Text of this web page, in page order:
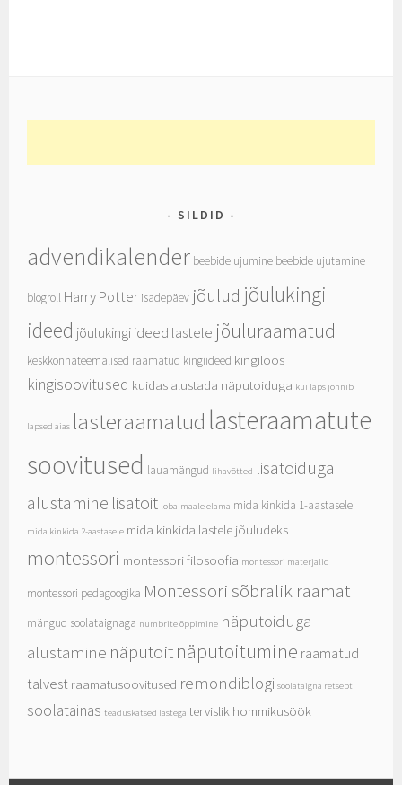
SILDID
advendikalender beebide ujumine beebide ujutamine
blogroll Harry Potter isadepäev jõulud jõulukingi
ideed jõulukingi ideed lastele jõuluraamatud
keskkonnateemalised raamatud kingiideed kingiloos
kingisoovitused kuidas alustada näputoiduga kui laps jonnib
lapsed aias lasteraamatud lasteraamatute
soovitused lauamängud lihavõtted lisatoiduga
alustamine lisatoit loba maale elama mida kinkida 1-aastasele
mida kinkida 2-aastasele mida kinkida lastele jõuludeks
montessori montessori filosoofia montessori materjalid
montessori pedagoogika Montessori sõbralik raamat
mängud soolataignaga numbrite õppimine näputoiduga
alustamine näputoitnäputoitumine raamatud
talvest raamatusoovitused remondiblogi soolataigna retsept
soolatainas teaduskatsed lastega tervislik hommikusöök